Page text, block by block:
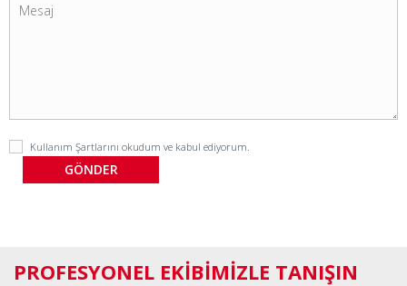
Kullanım Şartlarını okudum ve kabul ediyorum.
PROFESYONEL EKİBİMİZLE TANIŞIN